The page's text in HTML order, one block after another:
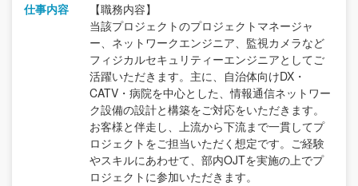
仕事内容
【職務内容】
当該プロジェクトのプロジェクトマネージャ
ー、ネットワークエンジニア、監視カメラなど
フィジカルセキュリティーエンジニアとしてご
活躍いただきます。主に、自治体向けDX・
CATV・病院を中心とした、情報通信ネットワー
ク設備の設計と構築をご対応をいただきます。
お客様と伴走し、上流から下流まで一貫してプ
ロジェクトをご担当いただく想定です。ご経験
やスキルにあわせて、部内OJTを実施の上でプ
ロジェクトに参加いただきます。